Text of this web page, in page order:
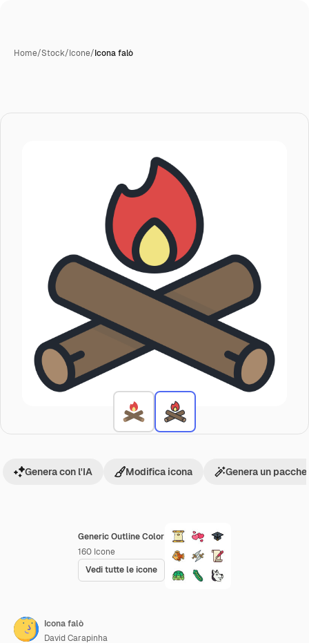
Home/Stock/Icone/Icona falò
Generic Outline Color
160 Icone
Vedi tutte le icone
Genera con l'IA Modifica icona Genera un
Icona falò
David Carapinha